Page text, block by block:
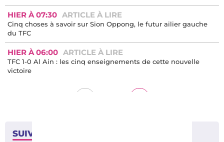
HIER À 07:30 ARTICLE À LIRE
Cinq choses à savoir sur Sion Oppong, le futur ailier gauche
du TFC
HIER À 06:00 ARTICLE À LIRE
TFC 1-0 Al Ain : les cinq enseignements de cette nouvelle
victoire
SUIVEZ-NOUS